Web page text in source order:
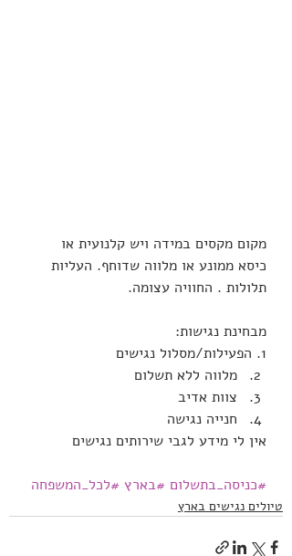
מקום מקסים במידה ויש קלנועית או
כיסא ממונע או מלווה שדוחף. העליות
תלולות . החוויה עצומה.
מבחינת נגישות:
1. הפעילות/מסלול נגישים
מלווה ללא תשלום
צוות אדיב
חנייה נגישה
אין לי מידע לגבי שירותים נגישים
#כניסה_בתשלום #בארץ #לכל_המשפחה
טיולים נגישים בארץ